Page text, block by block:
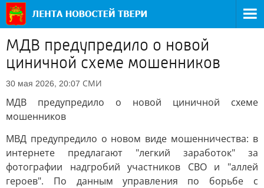
МДВ предупредило о новой
циничной схеме мошенников
30 мая 2026, 20:07 СМИ
МДВ предупредило о новой циничной схеме
мошенников
МВД предупредило о новом виде мошенничества: в
интернете предлагают "легкий заработок" за
фотографии надгробий участников СВО и "аллей
героев". По данным управления по борьбе с